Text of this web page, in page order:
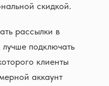
скидкой.
рассылки в
подключать
клиенты
аккаунт